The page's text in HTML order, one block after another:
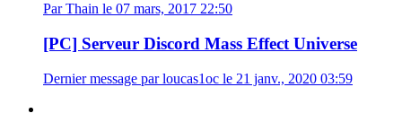
Par Thain le 07 mars, 2017 22:50
[PC] Serveur Discord Mass Effect Universe
Dernier message par loucas1oc le 21 janv., 2020 03:59